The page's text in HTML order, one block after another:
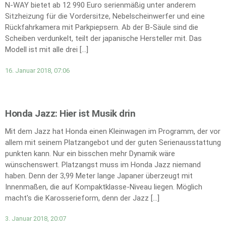
N-WAY bietet ab 12 990 Euro serienmäßig unter anderem
Sitzheizung für die Vordersitze, Nebelscheinwerfer und eine
Rückfahrkamera mit Parkpiepsern. Ab der B-Säule sind die
Scheiben verdunkelt, teilt der japanische Hersteller mit. Das
Modell ist mit alle drei […]
16. Januar 2018, 07:06
Honda Jazz: Hier ist Musik drin
Mit dem Jazz hat Honda einen Kleinwagen im Programm, der vor
allem mit seinem Platzangebot und der guten Serienausstattung
punkten kann. Nur ein bisschen mehr Dynamik wäre
wünschenswert. Platzangst muss im Honda Jazz niemand
haben. Denn der 3,99 Meter lange Japaner überzeugt mit
Innenmaßen, die auf Kompaktklasse-Niveau liegen. Möglich
macht's die Karosserieform, denn der Jazz […]
3. Januar 2018, 20:07